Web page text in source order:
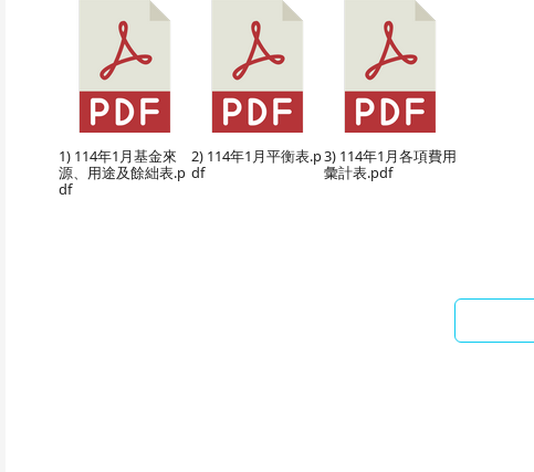
1) 114年1月基金來
源、用途及餘絀表.p
df
2) 114年1月平衡表.p
df
3) 114年1月各項費用
彙計表.pdf